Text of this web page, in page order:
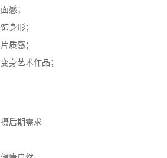
感；
身形；
质感；
身艺术作品；
后期需求